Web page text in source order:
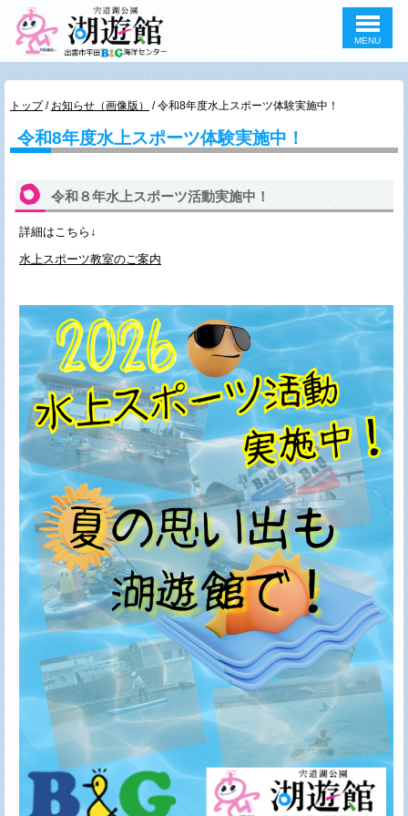
このページの本文へ
MENU
現
の
位
トップ/ お知らせ（画像版） /令和8年度水上スポーツ体験実施中！
令和8年度水上スポーツ体験実施中！
令和８年水上スポーツ活動実施中！
詳細はこちら↓
水上スポーツ教室のご案内